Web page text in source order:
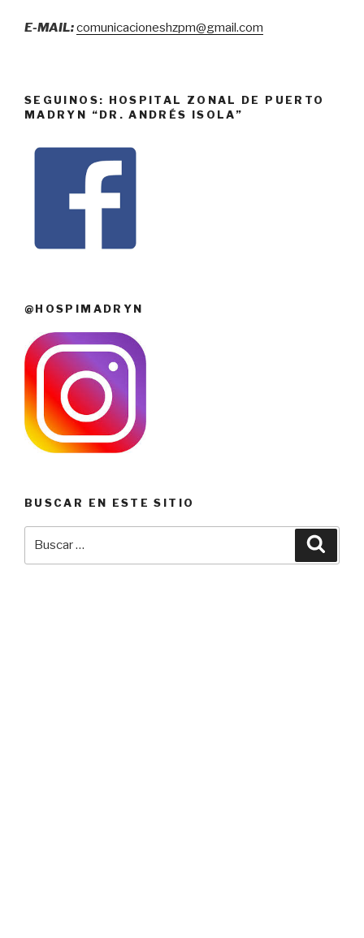
E-MAIL:comunicacioneshzpm@gmail.com
SEGUINOS: HOSPITAL ZONAL DE PUERTO
MADRYN “DR. ANDRÉS ISOLA”
@HOSPIMADRYN
BUSCAR EN ESTE SITIO